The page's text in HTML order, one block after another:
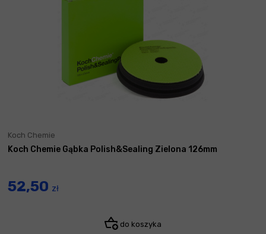
Koch Chemie
Koch Chemie Gąbka Polish&Sealing Zielona 126mm
52,50 zł
do koszyka